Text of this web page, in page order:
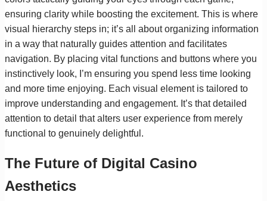
ensuring clarity while boosting the excitement. This is where
visual hierarchy steps in; it’s all about organizing information
in a way that naturally guides attention and facilitates
navigation. By placing vital functions and buttons where you
instinctively look, I’m ensuring you spend less time looking
and more time enjoying. Each visual element is tailored to
improve understanding and engagement. It’s that detailed
attention to detail that alters user experience from merely
functional to genuinely delightful.
The Future of Digital Casino
Aesthetics